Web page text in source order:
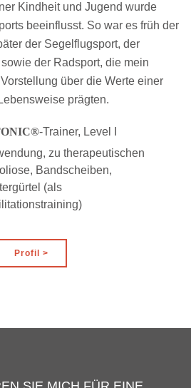
Kindheit und Jugend wurde
beeinflusst. So war es früh der
der Segelflugsport, der
der Radsport, die mein
über die Werte einer
prägten.
-Trainer, Level I
zu therapeutischen
Bandscheiben,
(als
Profil >